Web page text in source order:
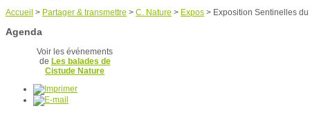
Accueil > Partager & transmettre > C. Nature > Expos > Exposition Sentinelles
Agenda
Voir les événements
de Les balades de
Cistude Nature